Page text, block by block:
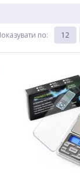
по: 12